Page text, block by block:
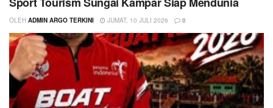
OLEH ADMIN ARGO TERKINI JUMAT, 10 JULI 2026 0